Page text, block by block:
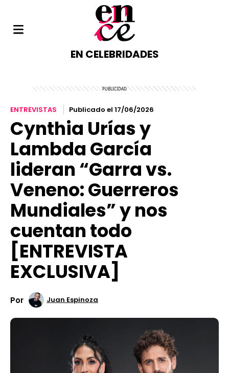
EN CELEBRIDADES
ENTREVISTAS Publicado el 17/06/2026
Cynthia Urías y
Lambda García
lideran “Garra vs.
Veneno: Guerreros
Mundiales” y nos
cuentan todo
[ENTREVISTA
EXCLUSIVA]
Por Juan Espinoza